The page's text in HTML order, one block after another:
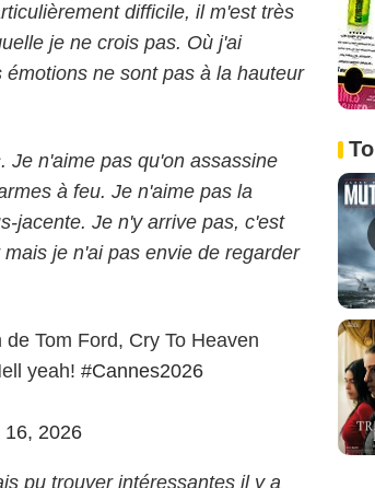
difficile, il m'est très
je ne crois pas. Où j'ai
ne sont pas à la hauteur
Je n'aime pas qu'on assassine
à feu. Je n'aime pas la
jacente. Je n'y arrive pas, c'est
je n'ai pas envie de regarder
Tom Ford, Cry To Heaven
yeah! #Cannes2026
16, 2026
pu trouver intéressantes il y a